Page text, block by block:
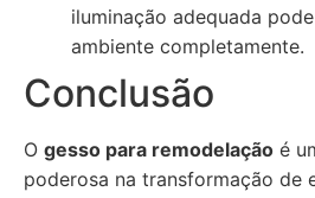
iluminação adequada
ambiente completamente.
Conclusão
O gesso para remodelação é
poderosa na transformação de